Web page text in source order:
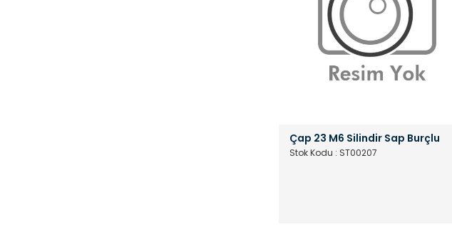
Çap 23 M6 Silindir Sap Burçlu
Stok Kodu : ST00207